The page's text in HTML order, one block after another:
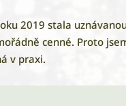
2019 stala
cenné. Proto
v praxi.